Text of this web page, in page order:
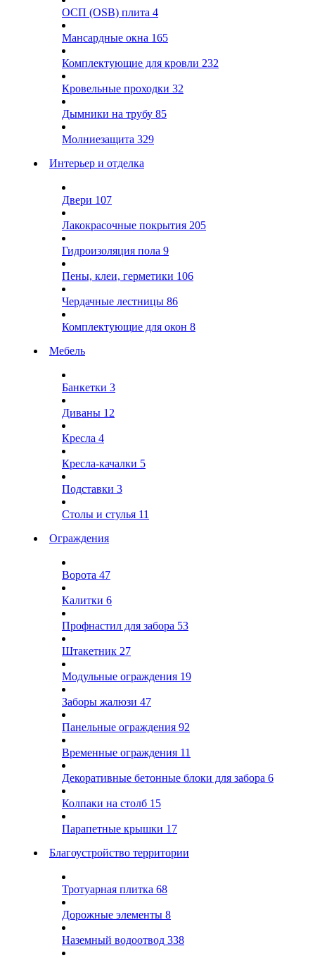
ОСП (OSB) плита 4
Мансардные окна 165
Комплектующие для кровли 232
Кровельные проходки 32
Дымники на трубу 85
Молниезащита 329
Интерьер и отделка
Двери 107
Лакокрасочные покрытия 205
Гидроизоляция пола 9
Пены, клеи, герметики 106
Чердачные лестницы 86
Комплектующие для окон 8
Мебель
Банкетки 3
Диваны 12
Кресла 4
Кресла-качалки 5
Подставки 3
Столы и стулья 11
Ограждения
Ворота 47
Калитки 6
Профнастил для забора 53
Штакетник 27
Модульные ограждения 19
Заборы жалюзи 47
Панельные ограждения 92
Временные ограждения 11
Декоративные бетонные блоки для забора 6
Колпаки на столб 15
Парапетные крышки 17
Благоустройство территории
Тротуарная плитка 68
Дорожные элементы 8
Наземный водоотвод 338